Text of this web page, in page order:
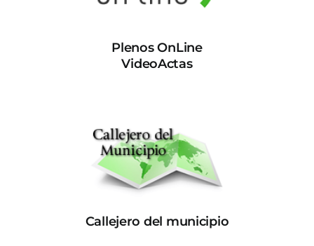
Plenos OnLine
VideoActas
Callejero del municipio